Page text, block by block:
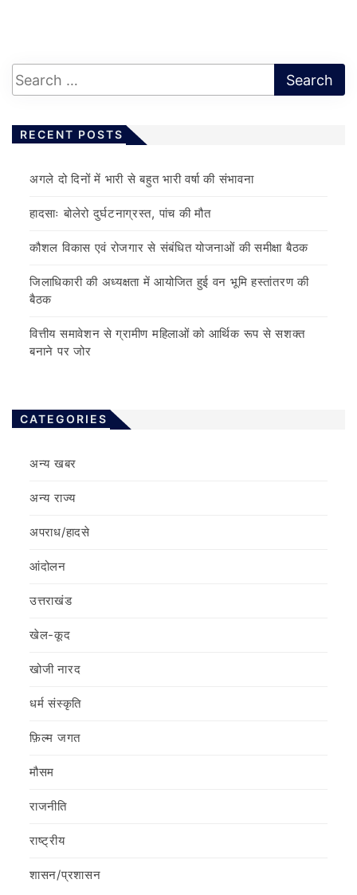
RECENT POSTS
अगले दो दिनों में भारी से बहुत भारी वर्षा की संभावना
हादसाः बोलेरो दुर्घटनाग्रस्त, पांच की मौत
कौशल विकास एवं रोजगार से संबंधित योजनाओं की समीक्षा बैठक
जिलाधिकारी की अध्यक्षता में आयोजित हुई वन भूमि हस्तांतरण की
बैठक
वित्तीय समावेशन से ग्रामीण महिलाओं को आर्थिक रूप से सशक्त
बनाने पर जोर
CATEGORIES
अन्य खबर
अन्य राज्य
अपराध/हादसे
आंदोलन
उत्तराखंड
खेल-कूद
खोजी नारद
धर्म संस्कृति
फ़िल्‍म जगत
मौसम
राजनीति
राष्ट्रीय
शासन/प्रशासन